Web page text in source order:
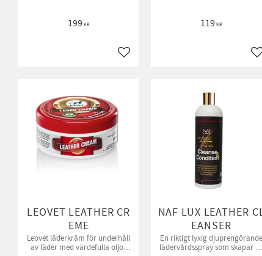
199KR
Lägg till i favoriter
119KR
LEOVET LEATHER CR
EME
Leovet läderkräm för underhåll
av läder med värdefulla oljor
NAF LUX LEATHER
EANSER
En riktigt lyxig djuprengörande
lädervårdsspray som skapar en